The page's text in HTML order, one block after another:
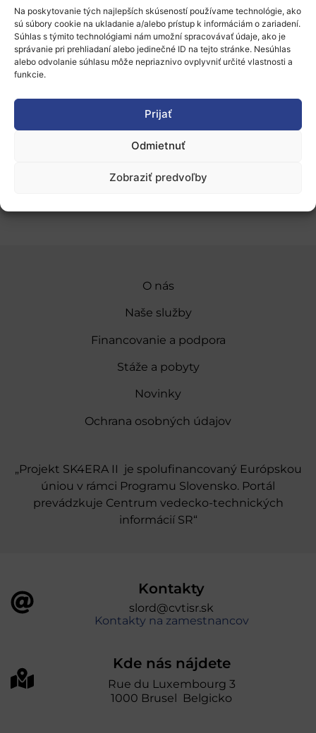
Na poskytovanie tých najlepších skúseností používame technológie, ako
sú súbory cookie na ukladanie a/alebo prístup k informáciám o zariadení.
Súhlas s týmito technológiami nám umožní spracovávať údaje, ako je
správanie pri prehliadaní alebo jedinečné ID na tejto stránke. Nesúhlas
alebo odvolanie súhlasu môže nepriaznivo ovplyvniť určité vlastnosti a
funkcie.
Prijať
Odmietnuť
Zobraziť predvoľby
poplatkom,
ktorý je prispôsobený virtuálnemu režimu.
Viac informácií:
Platforma EASN na predkladanie abstraktov
Pridať do Google Kalendára
O nás
Naše služby
Financovanie a podpora
Stáže a pobyty
Novinky
Ochrana osobných údajov
„Projekt SK4ERA II je spolufinancovaný Európskou
úniou v rámci Programu Slovensko. Portál
prevádzkuje Centrum vedecko-technických
informácií SR“
Kontakty
slord@cvtisr.sk
Kontakty na zamestnancov
Kde nás nájdete
Rue du Luxembourg 3
1000 Brusel Belgicko